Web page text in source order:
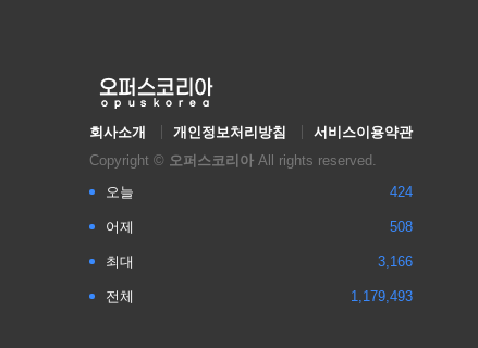
회사소개 개인정보처리방침
서비스이용약관
Copyright © 오퍼스코리아 All rights reserved.
오늘
424
어제 508
최대 3,166
전체 1,179,493